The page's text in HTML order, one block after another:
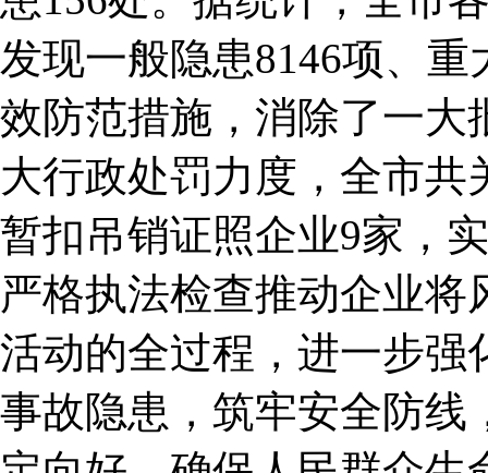
发现一般隐患8146项、
效防范措施，消除了一大
大行政处罚力度，全市共
暂扣吊销证照企业9家，
严格执法检查推动企业
活动的全过程，进一步强
事故隐患，筑牢安全防线